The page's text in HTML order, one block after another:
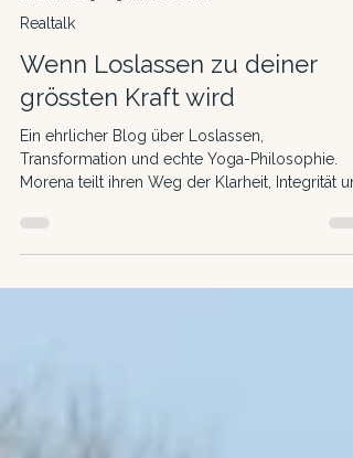
2. Dez. 2025 3 Min. Lesezeit
Realtalk
Wenn Loslassen zu deiner
grössten Kraft wird
Ein ehrlicher Blog über Loslassen,
inneren Stärke.